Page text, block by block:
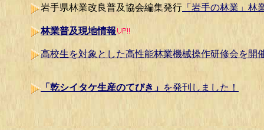
岩手県林業改良普及協会編集発行 「岩手の林業」林
林業普及現地情報
高校生を対象とした高性能林業機械操作研修会を開
「乾シイタケ生産のてびき」 を発刊しました！